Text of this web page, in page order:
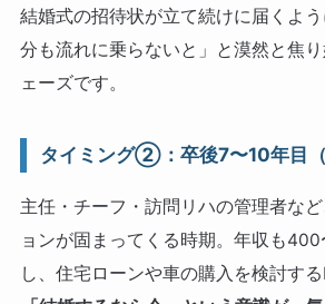
結婚式の招待状が立て続けに届くよ
分も流れに乗らないと」と漠然と焦
ェーズです。
タイミング②：卒後7〜10年目（
主任・チーフ・訪問リハの管理者な
ョンが固まってくる時期。年収も
し、住宅ローンや車の購入を検討する